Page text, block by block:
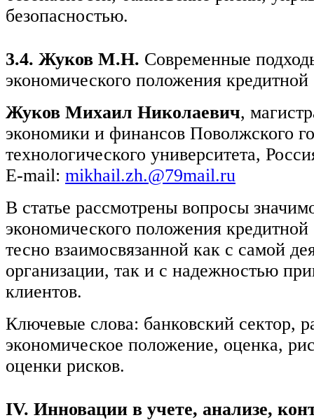
безопасностью.
3.4. Жуков М.Н. Современные
экономического положения кредитной
Жуков Михаил Николаевич,
экономики и финансов Поволжского
технологического университета,
E-mail: mikhail.zh.@79mail.ru
В статье рассмотрены вопросы
экономического положения кредитной
тесно взаимосвязанной как с самой
организации, так и с надежностью
клиентов.
Ключевые слова: банковский сектор,
экономическое положение, оценка,
оценки рисков.
IV. Инновации в учете, анализе,